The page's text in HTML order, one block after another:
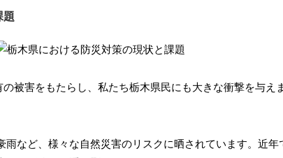
題
被害をもたらし、私たち栃木県民にも大きな衝撃を与
など、様々な自然災害のリスクに晒されています。近年